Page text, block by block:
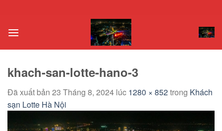
nội
khach-san-lotte-hano-3
Đã xuất bản 23 Tháng 8, 2024 lúc 1280 × 852trong Khách
sạn Lotte Hà Nội